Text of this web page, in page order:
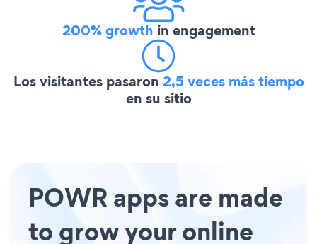
200% growth in engagement
Los visitantes pasaron 2,5 veces más tiempo
en su sitio
POWR apps are made
to grow your online